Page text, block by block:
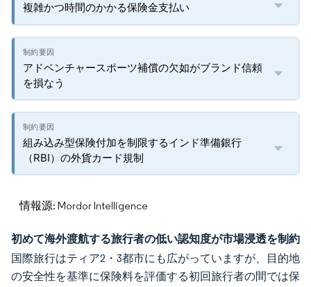
複雑かつ時間のかかる保険金支払い
アドベンチャースポーツ補償の欠如がブランド信頼
を損なう
組み込み型保険付加を制限するインド準備銀行
（RBI）の外貨カード規制
情報源: Mordor Intelligence
初めて海外渡航する旅行者の低い認知度が市場浸透を制約
国際旅行はティア2・3都市にも広がっていますが、目的地
の安全性を基準に保険料を評価する初回旅行者の間では保